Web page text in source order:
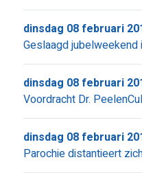
Geslaagd jubelweekend
dinsdag 08 februari
Voordracht Dr.
dinsdag 08 februari
Parochie distantieert
dinsdag 08 februari